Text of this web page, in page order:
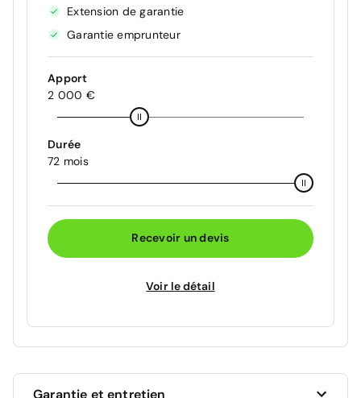
Extension de garantie
Garantie emprunteur
Apport
2 000 €
Durée
72 mois
Recevoir un devis
Voir le détail
Garantie et entretien